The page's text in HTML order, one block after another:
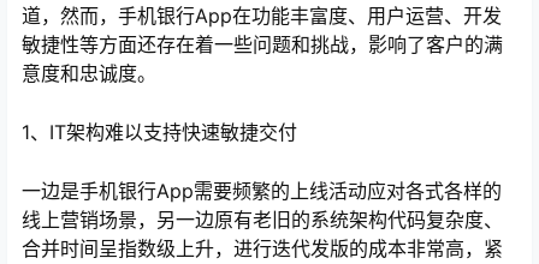
道，然而，手机银行App在功能丰富度、用户运营、开发
敏捷性等方面还存在着一些问题和挑战，影响了客户的满
意度和忠诚度。
1、IT架构难以支持快速敏捷交付
一边是手机银行App需要频繁的上线活动应对各式各样的
线上营销场景，另一边原有老旧的系统架构代码复杂度、
合并时间呈指数级上升，进行迭代发版的成本非常高，紧